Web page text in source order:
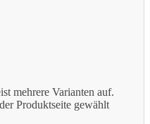
mehrere Varianten auf.
Produktseite gewählt